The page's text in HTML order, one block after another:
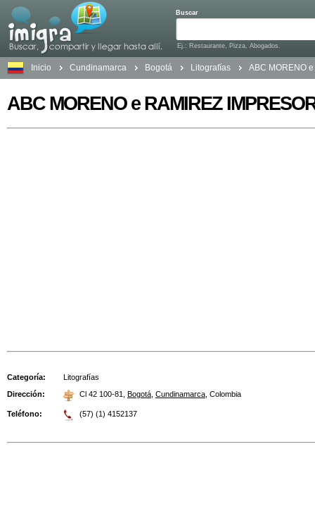
Buscar
Ej.: Restaurante, Pizza, Abogados.
Inicio Cundinamarca Bogotá Litografías ABC MORENO
ABC MORENO e RAMIREZ
Categoría:
Litografías
Dirección:
Cl 42 100-81 Bogotá Cundinamarca Colombia
Teléfono: (57) (1) 4152137